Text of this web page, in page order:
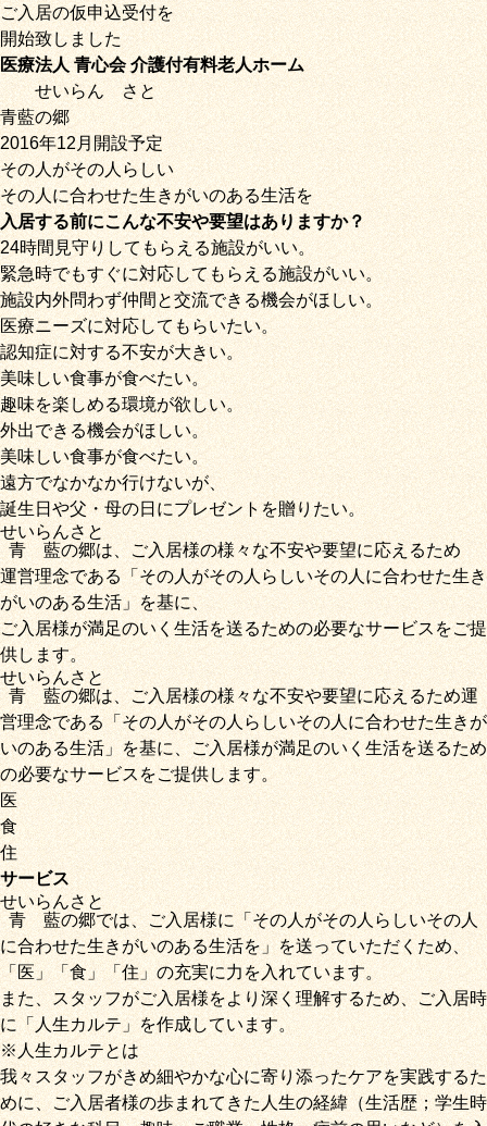
ご入居の仮申込受付を
開始致しました
医療法人 青心会 介護付有料老人ホーム
せいらんさと
青藍の郷
2016年12月開設予定
その人がその人らしい
その人に合わせた生きがいのある生活を
入居する前にこんな不安や要望はありますか？
24時間見守りしてもらえる施設がいい。
緊急時でもすぐに対応してもらえる施設がいい。
施設内外問わず仲間と交流できる機会がほしい。
医療ニーズに対応してもらいたい。
認知症に対する不安が大きい。
美味しい食事が食べたい。
趣味を楽しめる環境が欲しい。
外出できる機会がほしい。
美味しい食事が食べたい。
遠方でなかなか行けないが、
誕生日や父・母の日にプレゼントを贈りたい。
青藍
せいらん
の郷
さと
は、ご入居様の様々な不安や要望に応えるため
運営理念である「その人がその人らしいその人に合わせた生き
がいのある生活」を基に、
ご入居様が満足のいく生活を送るための必要なサービスをご提
供します。
青藍
せいらん
の郷
さと
は、ご入居様の様々な不安や要望に応えるため運
営理念である「その人がその人らしいその人に合わせた生きが
いのある生活」を基に、ご入居様が満足のいく生活を送るため
の必要なサービスをご提供します。
医
食
住
サービス
青藍
せいらん
の郷
さと
では、ご入居様に「その人がその人らしいその人
に合わせた生きがいのある生活を」を送っていただくため、
「医」 「食」「住」の充実に力を入れています。
また、スタッフがご入居様をより深く理解するため、ご入居時
に「人生カルテ」を作成しています。
※人生カルテとは
我々スタッフがきめ細やかな心に寄り添ったケアを実践するた
めに、ご入居者様の歩まれてきた人生の経緯（生活歴；学生時